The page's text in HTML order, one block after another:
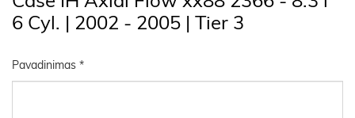
6 Cyl. | 2002 - 2005 | Tier 3
Pavadinimas *